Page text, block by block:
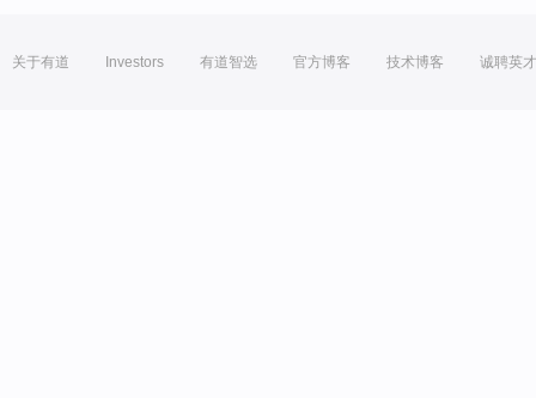
关于有道 Investors 有道智选 官方博客 技术博客 诚聘英才